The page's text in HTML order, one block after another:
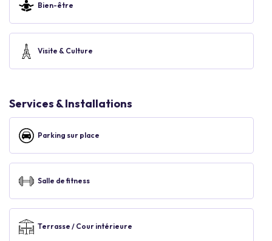
Bien-être
Visite & Culture
Services & Installations
Parking sur place
Salle de fitness
Terrasse / Cour intérieure